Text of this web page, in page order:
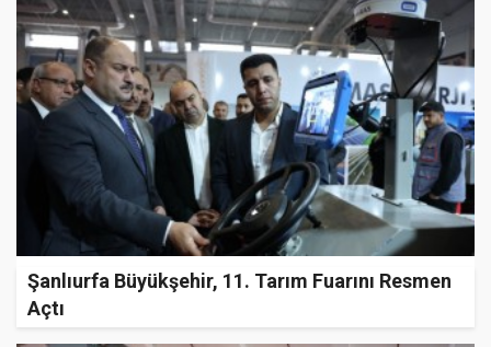
Şanlıurfa Büyükşehir, 11. Tarım Fuarını Resmen
Açtı